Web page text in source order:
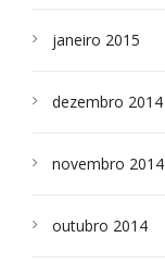
janeiro 2015
dezembro 2014
novembro 2014
outubro 2014